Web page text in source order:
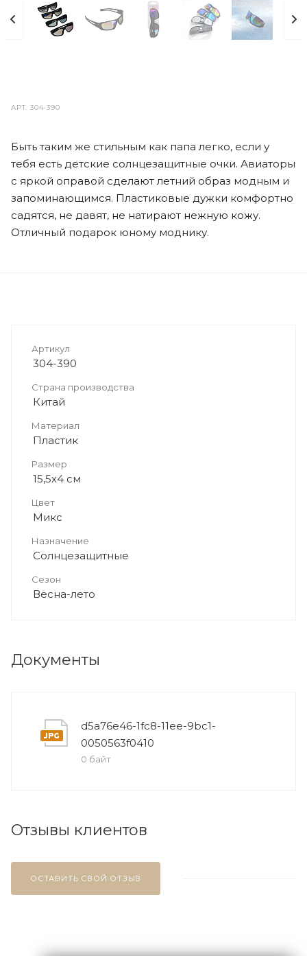
АРТ.304-390
Быть таким же стильным как папа легко, если у
тебя есть детские солнцезащитные очки. Авиаторы
с яркой оправой сделают летний образ модным и
запоминающимся. Пластиковые дужки комфортно
садятся, не давят, не натирают нежную кожу.
Отличный подарок юному моднику.
Артикул
304-390
Страна производства
Китай
Материал
Пластик
Размер
15,5х4 см
Цвет
Микс
Назначение
Солнцезащитные
Сезон
Весна-лето
Документы
d5a76e46-1fc8-11ee-9bc1-
0050563f0410
0 байт
Отзывы клиентов
ОСТАВИТЬ СВОЙ ОТЗЫВ